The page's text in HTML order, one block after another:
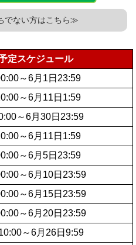
でない方はこちら≫
定スケジュール
～6月1日23:59
～6月11日1:59
～6月30日23:59
～6月11日1:59
～6月5日23:59
～6月10日23:59
～6月15日23:59
～6月20日23:59
～6月26日9:59